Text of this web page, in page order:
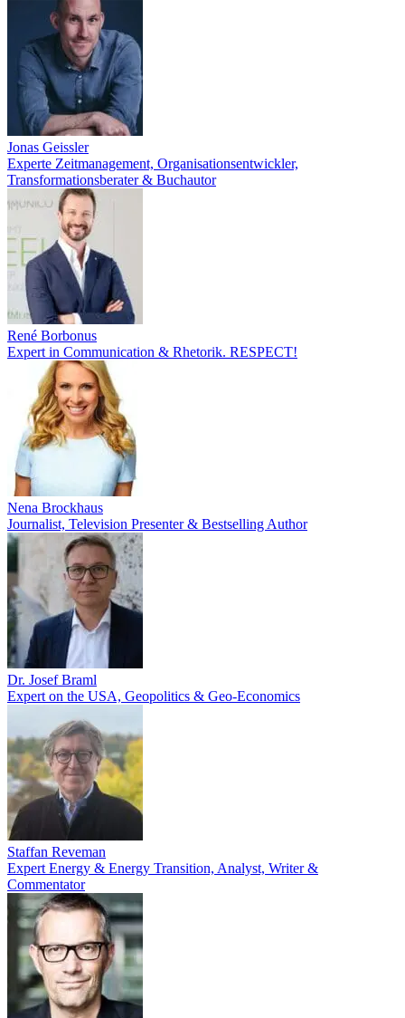
Jonas Geissler
Experte Zeitmanagement, Organisationsentwickler,
Transformationsberater & Buchautor
René Borbonus
Expert in Communication & Rhetorik. RESPECT!
Nena Brockhaus
Journalist, Television Presenter & Bestselling Author
Dr. Josef Braml
Expert on the USA, Geopolitics & Geo-Economics
Staffan Reveman
Expert Energy & Energy Transition, Analyst, Writer &
Commentator